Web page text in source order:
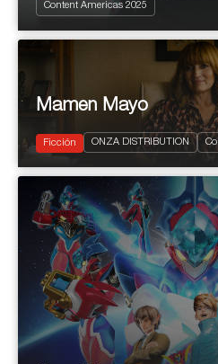
Sports
Content Americas 2025
Comedia
Mamen Mayo
Ficción ONZA DISTRIBUTION